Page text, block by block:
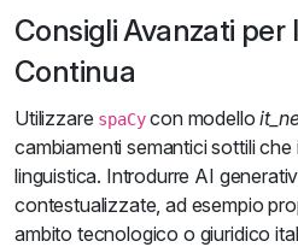
Consigli Avanzati per
Continua
Utilizzare spaCycon modello
cambiamenti semantici sottili
linguistica. Introdurre AI
contestualizzate, ad esempio
ambito tecnologico o giuridico